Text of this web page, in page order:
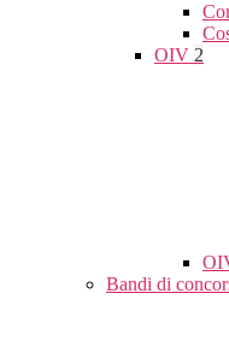
OIV 2
Bandi di